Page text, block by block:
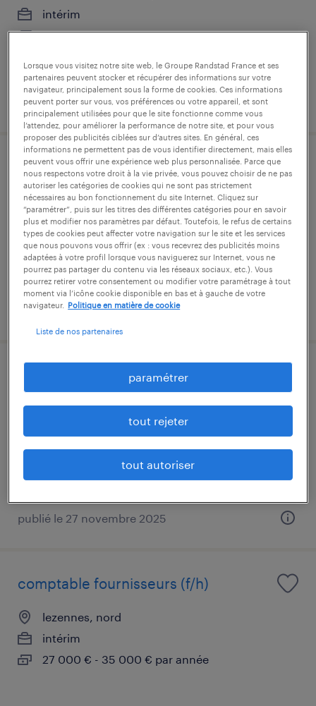
intérim
2 229 € par mois
publié le 22 mai 2026
comptable fournisseurs (f/h)
toulouse, haute-garonne
cdi
28 000 € - 30 000 € par année
publié le 6 novembre 2025
comptable fournisseurs (f/h)
saint-herblain, loire-atlantique
28 000 € - 30 600 € par année
publié le 27 novembre 2025
comptable fournisseurs (f/h)
lezennes, nord
intérim
27 000 € - 35 000 € par année
Lorsque vous visitez notre site web, le Groupe Randstad France et ses
partenaires peuvent stocker et récupérer des informations sur votre
navigateur, principalement sous la forme de cookies. Ces informations
peuvent porter sur vous, vos préférences ou votre appareil, et sont
principalement utilisées pour que le site fonctionne comme vous
l’attendez, pour améliorer la performance de notre site, et pour vous
proposer des publicités ciblées sur d’autres sites. En général, ces
informations ne permettent pas de vous identifier directement, mais elles
peuvent vous offrir une expérience web plus personnalisée. Parce que
nous respectons votre droit à la vie privée, vous pouvez choisir de ne pas
autoriser les catégories de cookies qui ne sont pas strictement
nécessaires au bon fonctionnement du site Internet. Cliquez sur
“paramétrer”, puis sur les titres des différentes catégories pour en savoir
plus et modifier nos paramètres par défaut. Toutefois, le refus de certains
types de cookies peut affecter votre navigation sur le site et les services
que nous pouvons vous offrir (ex : vous recevrez des publicités moins
adaptées à votre profil lorsque vous naviguerez sur Internet, vous ne
pourrez pas partager du contenu via les réseaux sociaux, etc.). Vous
pourrez retirer votre consentement ou modifier votre paramétrage à tout
moment via l’icône cookie disponible en bas et à gauche de votre
navigateur.
Politique en matière de cookie
Liste de nos partenaires
paramétrer
tout rejeter
tout autoriser